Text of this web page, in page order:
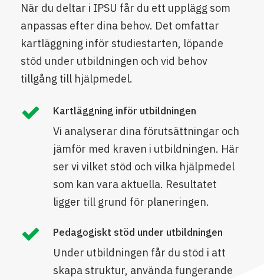
När du deltar i IPSU får du ett upplägg som
anpassas efter dina behov. Det omfattar
kartläggning inför studiestarten, löpande
stöd under utbildningen och vid behov
tillgång till hjälpmedel.
Kartläggning inför utbildningen
Vi analyserar dina förutsättningar och
jämför med kraven i utbildningen. Här
ser vi vilket stöd och vilka hjälpmedel
som kan vara aktuella. Resultatet
ligger till grund för planeringen.
Pedagogiskt stöd under utbildningen
Under utbildningen får du stöd i att
skapa struktur, använda fungerande